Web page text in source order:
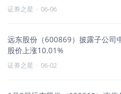
证券之星 · 06-06
远东股份（600869）披露子公司
股价上涨10.01%
证券之星 · 06-02